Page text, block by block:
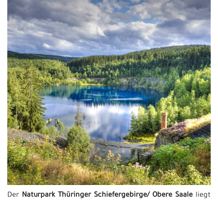
Der Naturpark Thüringer Schiefergebirge/ Obere Saale liegt